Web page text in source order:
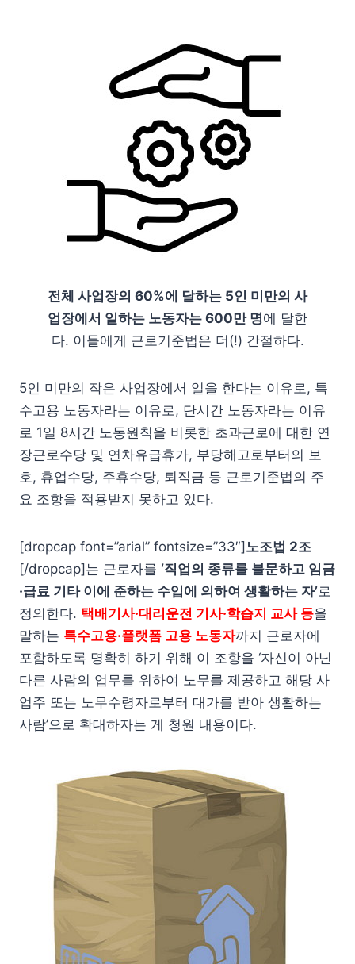
전체 사업장의 60%에 달하는 5인 미만의 사
업장에서 일하는 노동자는 600만 명에 달한
다. 이들에게 근로기준법은 더(!) 간절하다.
5인 미만의 작은 사업장에서 일을 한다는 이유로, 특
수고용 노동자라는 이유로, 단시간 노동자라는 이유
로 1일 8시간 노동원칙을 비롯한 초과근로에 대한 연
장근로수당 및 연차유급휴가, 부당해고로부터의 보
호, 휴업수당, 주휴수당, 퇴직금 등 근로기준법의 주
요 조항을 적용받지 못하고 있다.
[dropcap font=”arial” fontsize=”33″]노조법 2조
[/dropcap]는 근로자를 ‘직업의 종류를 불문하고 임금
·급료 기타 이에 준하는 수입에 의하여 생활하는 자’로
정의한다. 택배기사·대리운전 기사·학습지 교사 등을
말하는 특수고용·플랫폼 고용 노동자까지 근로자에
포함하도록 명확히 하기 위해 이 조항을 ‘자신이 아닌
다른 사람의 업무를 위하여 노무를 제공하고 해당 사
업주 또는 노무수령자로부터 대가를 받아 생활하는
사람’으로 확대하자는 게 청원 내용이다.